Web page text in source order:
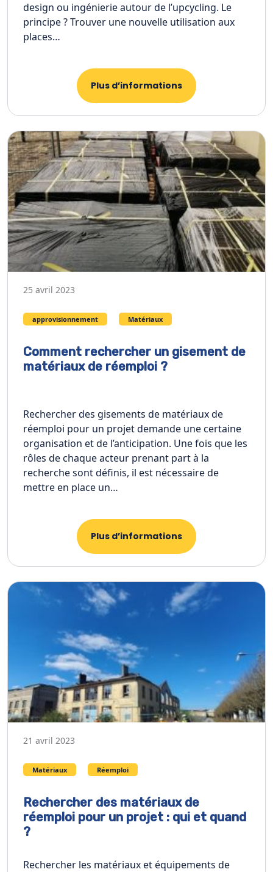
design ou ingénierie autour de l’upcycling. Le
principe ? Trouver une nouvelle utilisation aux
places…
Plus d’informations
25 avril 2023
approvisionnement Matériaux
Comment rechercher un gisement de
matériaux de réemploi ?
Rechercher des gisements de matériaux de
réemploi pour un projet demande une certaine
organisation et de l’anticipation. Une fois que les
rôles de chaque acteur prenant part à la
recherche sont définis, il est nécessaire de
mettre en place un…
Plus d’informations
21 avril 2023
Matériaux Réemploi
Rechercher des matériaux de
réemploi pour un projet : qui et quand
?
Rechercher les matériaux et équipements de